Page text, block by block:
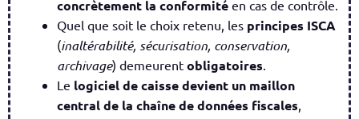
concrètement la conformité en cas de contrôle.
Quel que soit le choix retenu, les principes ISCA
(inaltérabilité, sécurisation, conservation,
archivage) demeurent obligatoires.
Le logiciel de caisse devient un maillon
central de la chaîne de données fiscales,